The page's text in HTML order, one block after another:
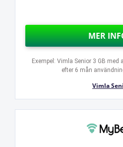
MER
Exempel: Vimla Senior 3 GB
efter 6 mån
Vimla